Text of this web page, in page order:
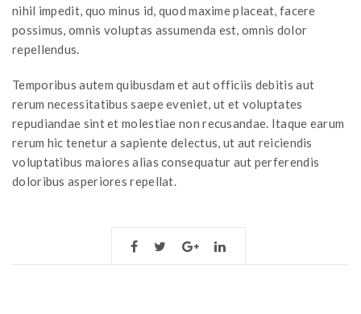
nihil impedit, quo minus id, quod maxime placeat, facere
possimus, omnis voluptas assumenda est, omnis dolor
repellendus.
Temporibus autem quibusdam et aut officiis debitis aut
rerum necessitatibus saepe eveniet, ut et voluptates
repudiandae sint et molestiae non recusandae. Itaque earum
rerum hic tenetur a sapiente delectus, ut aut reiciendis
voluptatibus maiores alias consequatur aut perferendis
doloribus asperiores repellat.